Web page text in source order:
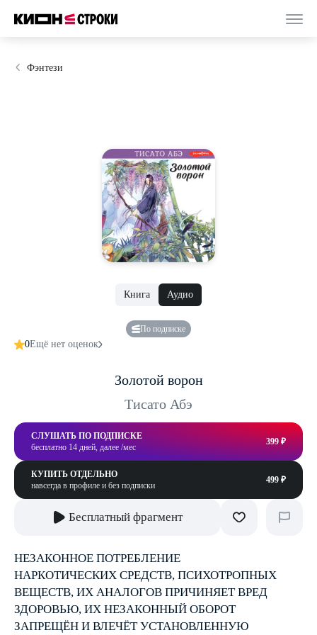
Фэнтези
Книга Аудио
По подписке
0Ещё нет оценок
Золотой ворон
Тисато Абэ
СЛУШАТЬ ПО ПОДПИСКЕ
бесплатно 14 дней, далее /мес
399 ₽
КУПИТЬ ОТДЕЛЬНО
навсегда в профиле и без подписки
499 ₽
Бесплатный фрагмент
НЕЗАКОННОЕ ПОТРЕБЛЕНИЕ
НАРКОТИЧЕСКИХ СРЕДСТВ, ПСИХОТРОПНЫХ
ВЕЩЕСТВ, ИХ АНАЛОГОВ ПРИЧИНЯЕТ ВРЕД
ЗДОРОВЬЮ, ИХ НЕЗАКОННЫЙ ОБОРОТ
ЗАПРЕЩЁН И ВЛЕЧЁТ УСТАНОВЛЕННУЮ